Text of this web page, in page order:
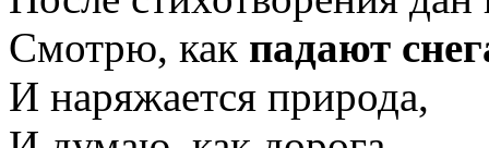
Смотрю, как падают
И наряжается природа,